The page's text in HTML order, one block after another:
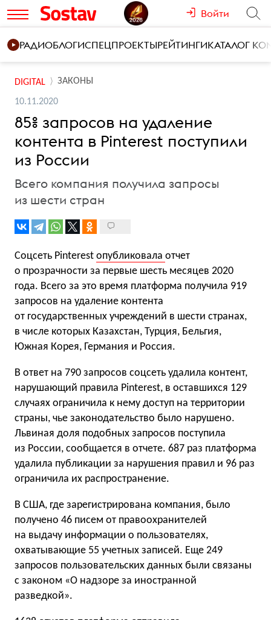
Войти
РАДИОБЛОГИСПЕЦПРОЕКТЫРЕЙТИНГИКАТАЛОГ
DIGITAL ЗАКОНЫ
10.11.2020
85% запросов на удаление
контента в Pinterest поступили
из России
Всего компания получила запросы
из шести стран
Соцсеть Pinterest опубликовала отчет
о прозрачности за первые шесть месяцев 2020
года. Всего за это время платформа получила 919
запросов на удаление контента
от государственных учреждений в шести странах,
в числе которых Казахстан, Турция, Бельгия,
Южная Корея, Германия и Россия.
В ответ на 790 запросов соцсеть удалила контент,
нарушающий правила Pinterest, в оставшихся 129
случаях ограничила к нему доступ на территории
страны, чье законодательство было нарушено.
Львиная доля подобных запросов поступила
из России, сообщается в отчете. 687 раз платформа
удалила публикации за нарушения правил и 96 раз
ограничила их распространение.
В США, где зарегистрирована компания, было
получено 46 писем от правоохранителей
на выдачу информации о пользователях,
охватывающие 55 учетных записей. Еще 249
запросов пользовательских данных были связаны
с законом «О надзоре за иностранной
разведкой».